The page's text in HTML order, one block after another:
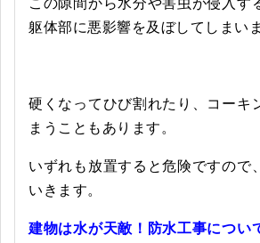
この隙間から水分や害虫が侵入す
躯体部に悪影響を及ぼしてしまいま
硬くなってひび割れたり、コーキ
まうこともあります。
いずれも放置すると危険ですので
いきます。
建物は水が天敵！防水工事につい